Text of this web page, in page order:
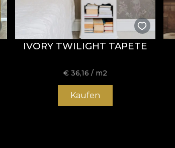
IVORY TWILIGHT TAPETE
€36,16 / m2
Kaufen